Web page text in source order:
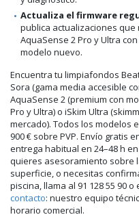
Actualiza el firmware
publica actualizaciones
AquaSense 2 Pro y Ultra
modelo nuevo.
Encuentra tu limpiafondos
Sora (gama media accesible
AquaSense 2 (premium con
Pro y Ultra) o iSkim Ultra
mercado). Todos los modelos
900 € sobre PVP. Envío gratis
entrega habitual en 24–48 h
quieres asesoramiento sobre
superficie, o necesitas
piscina, llama al 91 128 55 90
contacto: nuestro equipo
horario comercial.